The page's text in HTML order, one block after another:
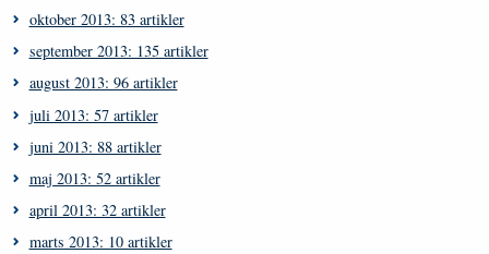
oktober 2013: 83 artikler
september 2013: 135 artikler
august 2013: 96 artikler
juli 2013: 57 artikler
juni 2013: 88 artikler
maj 2013: 52 artikler
april 2013: 32 artikler
marts 2013: 10 artikler